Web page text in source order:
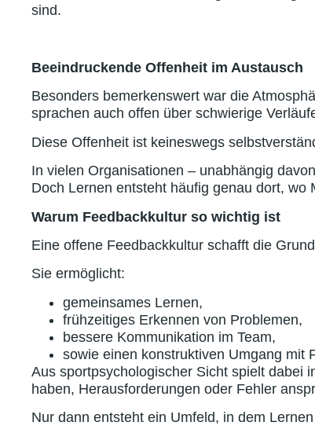
sind.
Beeindruckende Offenheit im Austausch
Besonders bemerkenswert war die
sprachen auch offen über schwierige
Diese Offenheit ist keineswegs
In vielen Organisationen – unabhängig
Doch Lernen entsteht häufig genau dort,
Warum Feedbackkultur so wichtig ist
Eine offene Feedbackkultur schafft die
Sie ermöglicht:
gemeinsames Lernen,
frühzeitiges Erkennen von Problemen,
bessere Kommunikation im Team,
sowie einen konstruktiven Umgang mit
Aus sportpsychologischer Sicht spielt dabei
haben, Herausforderungen oder Fehler
Nur dann entsteht ein Umfeld, in dem